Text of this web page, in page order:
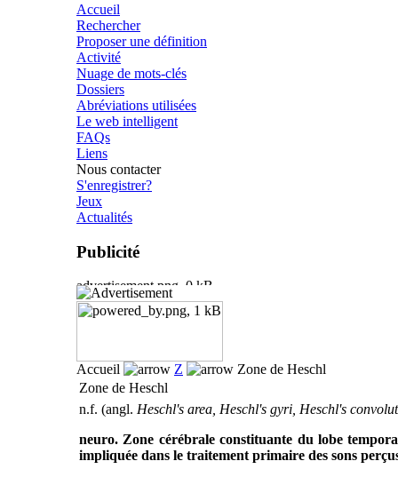
Accueil
Rechercher
Proposer une définition
Activité
Nuage de mots-clés
Dossiers
Abréviations utilisées
Le web intelligent
FAQs
Liens
Nous contacter
S'enregistrer?
Jeux
Actualités
Publicité
Accueil Z
Zone de Heschl
Zone de Heschl
n.f. (angl. Heschl's area, Heschl's gyri, Heschl's
neuro. Zone cérébrale constituante du lobe
impliquée dans le traitement primaire des sons